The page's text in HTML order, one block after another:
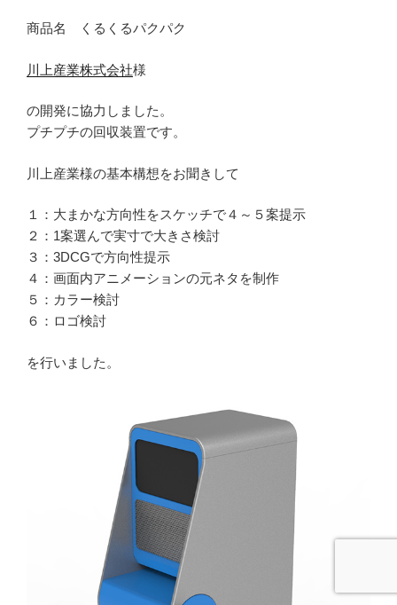
商品名 くるくるパクパク
川上産業株式会社様
の開発に協力しました。
プチプチの回収装置です。
川上産業様の基本構想をお聞きして
１：大まかな方向性をスケッチで４～５案提示
２：1案選んで実寸で大きさ検討
３：3DCGで方向性提示
４：画面内アニメーションの元ネタを制作
５：カラー検討
６：ロゴ検討
を行いました。